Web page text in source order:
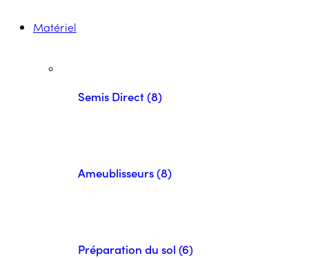
Matériel
Semis Direct (8)
Ameublisseurs (8)
Préparation du sol (6)